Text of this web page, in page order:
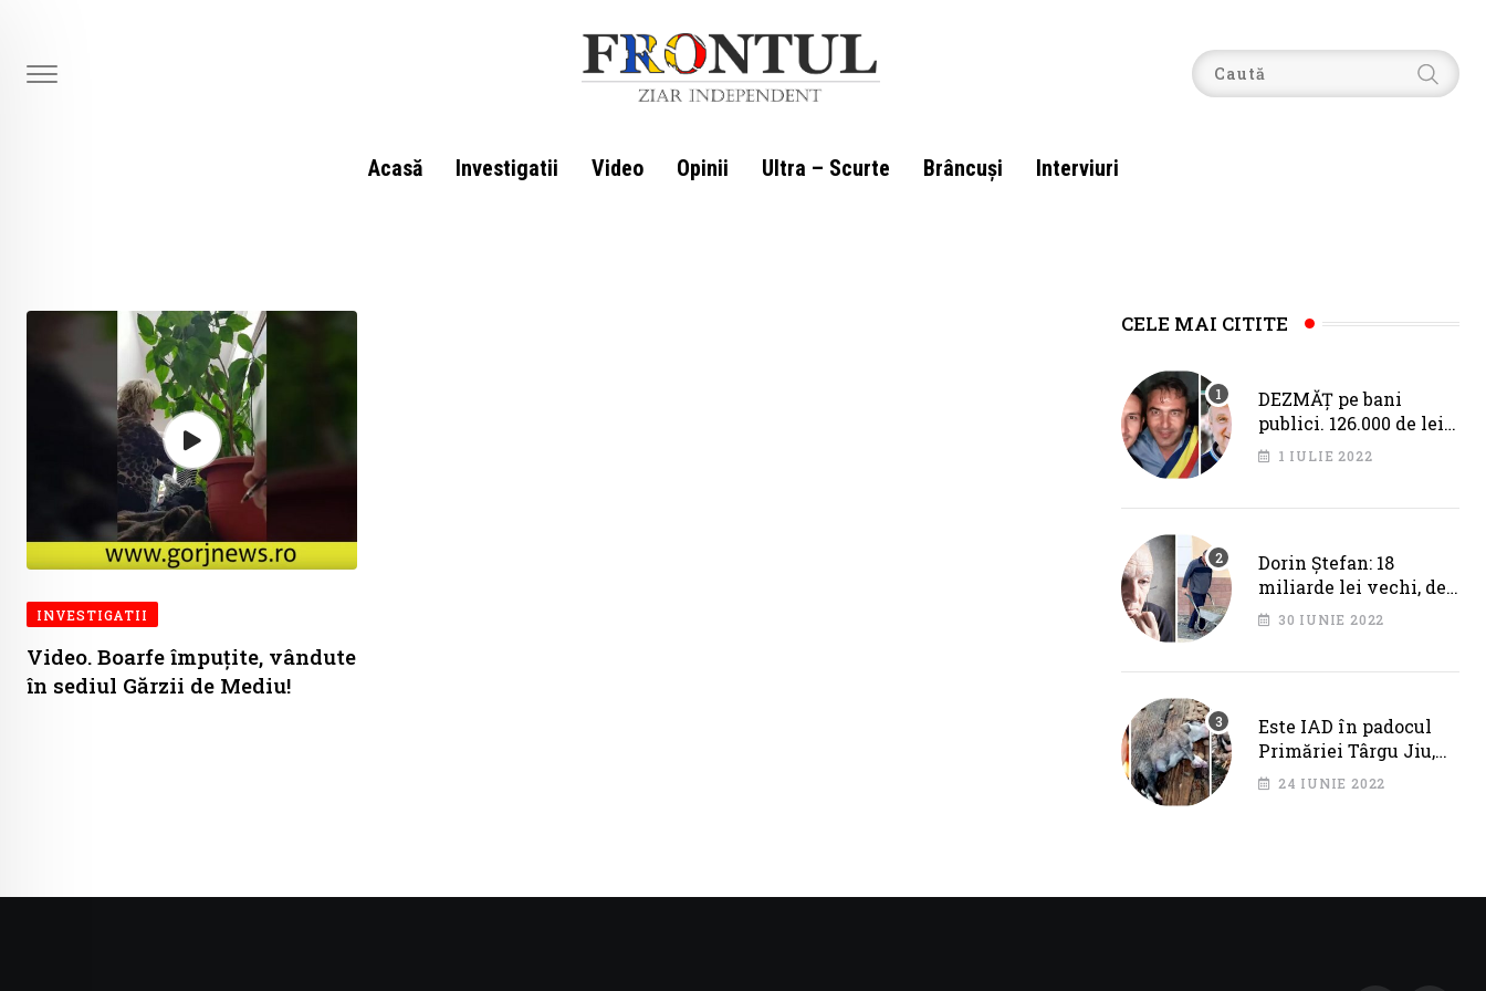
content
Acasă Investigatii Video Opinii Ultra – Scurte Brâncuşi Interviuri
INVESTIGATII
Video. Boarfe împuțite, vândute
în sediul Gărzii de Mediu!
CELE MAI CITITE
DEZMĂȚ pe bani
publici. 126.000 de lei
pentru Fîciu și Băloi,
1 IULIE 2022
Dorin Ștefan: 18
miliarde lei vechi, de
la Primăria Târgu Jiu.
30 IUNIE 2022
Este IAD în padocul
Primăriei Târgu Jiu,
dar IPJ Gorj spune
24 IUNIE 2022